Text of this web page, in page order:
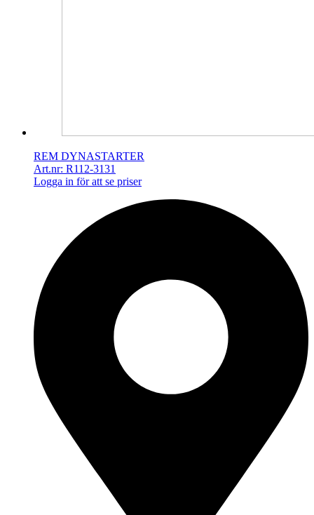
REM DYNASTARTER
Art.nr: R112-3131
Logga in för att se priser